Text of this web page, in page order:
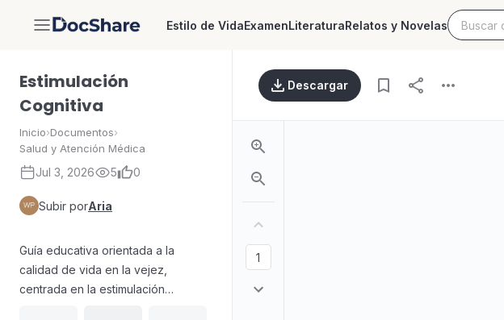
DocShare Estilo de VidaExamenLiteraturaRelatos y Novelas
Estimulación
Cognitiva
Inicio›Documentos›
Salud y Atención Médica
Jul 3, 2026 5 0
Subir porAria
Guía educativa orientada a la
calidad de vida en la vejez,
centrada en la estimulación
Descargar